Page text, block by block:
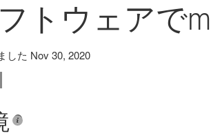
トウェアで
した Nov 30, 2020